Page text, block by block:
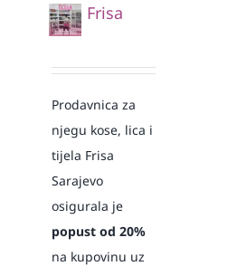
Frisa
Prodavnica za
njegu kose, lica i
tijela Frisa
Sarajevo
osigurala je
popust od 20%
na kupovinu uz